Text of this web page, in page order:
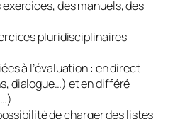
des manuels, des
pluridisciplinaires
à l’évaluation : en direct
dialogue…) et en différé
de charger des listes